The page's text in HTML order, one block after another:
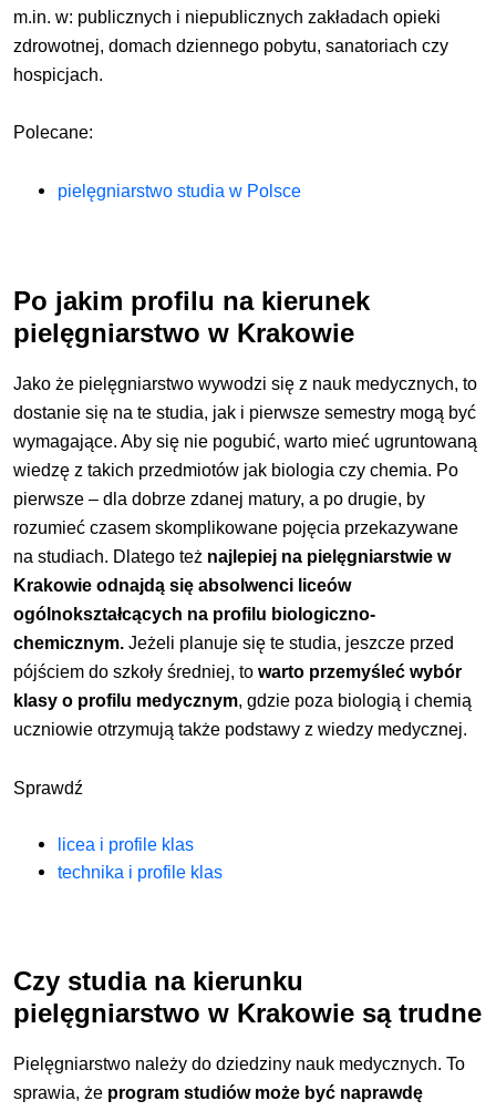
m.in. w: publicznych i niepublicznych zakładach opieki
zdrowotnej, domach dziennego pobytu, sanatoriach czy
hospicjach.
Polecane:
pielęgniarstwo studia w Polsce
Po jakim profilu na kierunek
pielęgniarstwo w Krakowie
Jako że pielęgniarstwo wywodzi się z nauk medycznych, to
dostanie się na te studia, jak i pierwsze semestry mogą być
wymagające. Aby się nie pogubić, warto mieć ugruntowaną
wiedzę z takich przedmiotów jak biologia czy chemia. Po
pierwsze – dla dobrze zdanej matury, a po drugie, by
rozumieć czasem skomplikowane pojęcia przekazywane
na studiach. Dlatego też najlepiej na pielęgniarstwie w
Krakowie odnajdą się absolwenci liceów
ogólnokształcących na profilu biologiczno-
chemicznym. Jeżeli planuje się te studia, jeszcze przed
pójściem do szkoły średniej, towarto przemyśleć wybór
klasy o profilu medycznym, gdzie poza biologią i chemią
uczniowie otrzymują także podstawy z wiedzy medycznej.
Sprawdź
licea i profile klas
technika i profile klas
Czy studia na kierunku
pielęgniarstwo w Krakowie są trudne
Pielęgniarstwo należy do dziedziny nauk medycznych. To
sprawia, że program studiów może być naprawdę